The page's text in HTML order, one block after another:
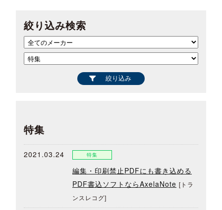
絞り込み検索
絞り込み
特集
2021.03.24 特集
編集・印刷禁止PDFにも書き込める
PDF書込ソフトならAxelaNote [トラ
ンスレコグ]